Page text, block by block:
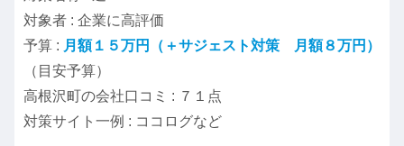
対象者 : 企業に高評価
予算 : 月額１５万円（＋サジェスト対策 月額８万円）
（目安予算）
高根沢町の会社口コミ : ７１点
対策サイト一例 : ココログなど